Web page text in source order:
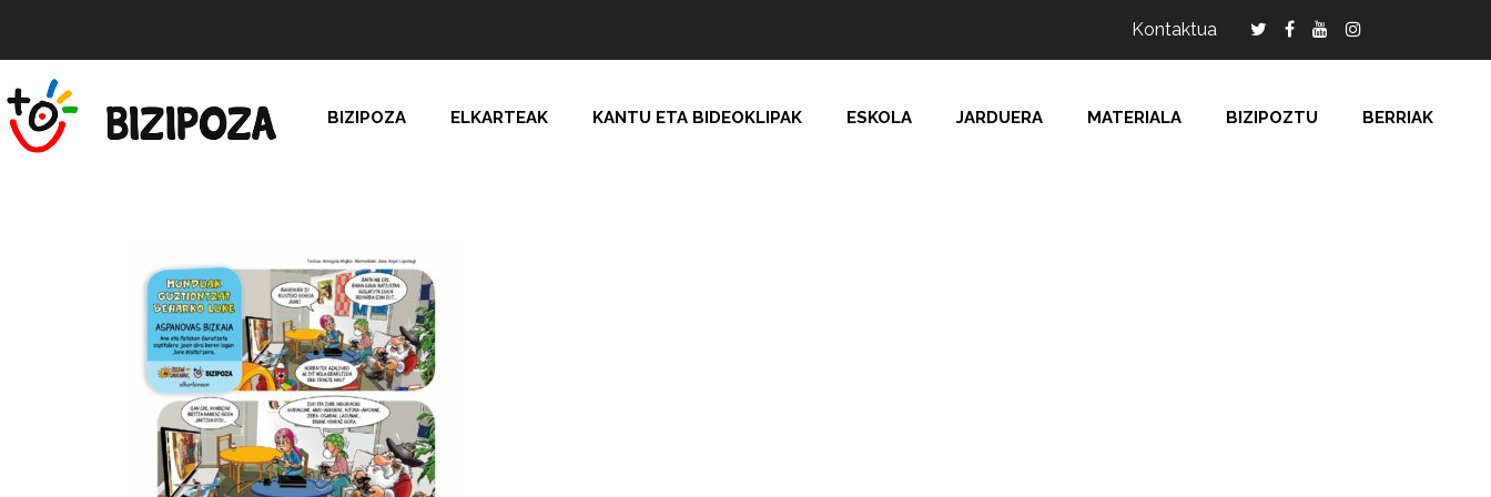
Kontaktua
BIZIPOZA ELKARTEAK KANTU ETA BIDEOKLIPAK ESKOLA JARDUERA MATERIALA BIZIPOZTU BERRIAK